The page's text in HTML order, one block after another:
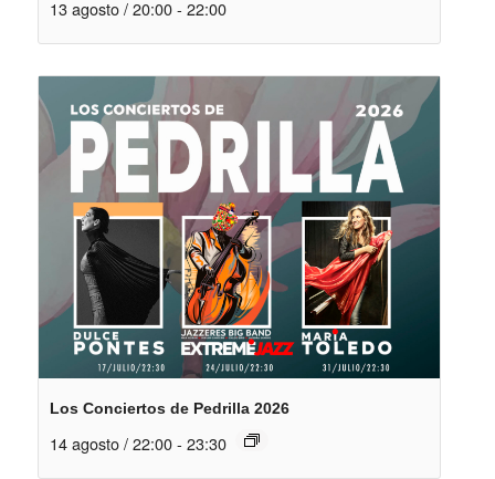
13 agosto / 20:00 - 22:00
Los Conciertos de Pedrilla 2026
14 agosto / 22:00 - 23:30